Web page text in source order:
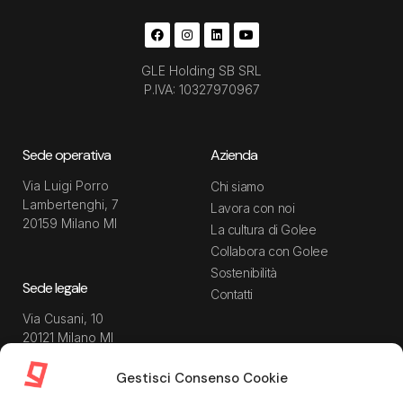
Gestisci Consenso Cookie
GLE Holding SB SRL
P.IVA: 10327970967
Sede operativa
Via Luigi Porro
Lambertenghi, 7
20159 Milano MI
Sede legale
Via Cusani, 10
20121 Milano MI
Azienda
Chi siamo
Lavora con noi
La cultura di Golee
Collabora con Golee
Sostenibilità
Contatti